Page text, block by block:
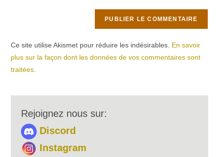
Ce site utilise Akismet pour réduire les indésirables. En savoir
plus sur la façon dont les données de vos commentaires sont
traitées
Rejoignez nous sur:
Discord
Instagram